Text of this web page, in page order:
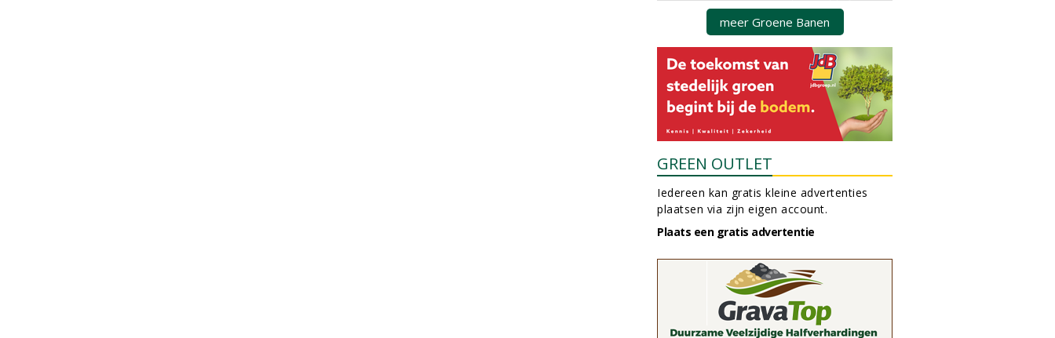
meer Groene Banen
GREEN OUTLET
Iedereen kan gratis kleine advertenties
plaatsen via zijn eigen account.
Plaats een gratis advertentie